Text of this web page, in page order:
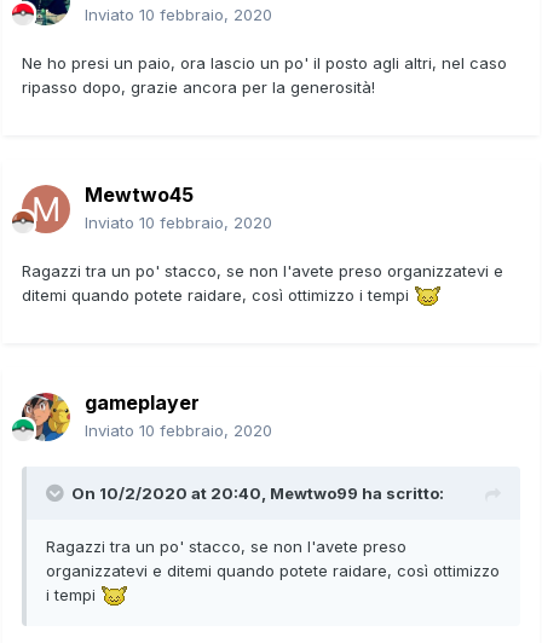
Inviato 10 febbraio, 2020
Ne ho presi un paio, ora lascio un po' il posto agli altri, nel caso
ripasso dopo, grazie ancora per la generosità!
Mewtwo45
Inviato 10 febbraio, 2020
Ragazzi tra un po' stacco, se non l'avete preso organizzatevi e
ditemi quando potete raidare, così ottimizzo i tempi
gameplayer
Inviato 10 febbraio, 2020
On 10/2/2020 at 20:40, Mewtwo99 ha scritto:
Ragazzi tra un po' stacco, se non l'avete preso
organizzatevi e ditemi quando potete raidare, così ottimizzo
i tempi